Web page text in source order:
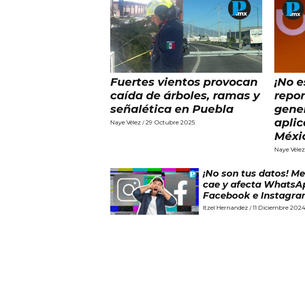
Fuertes vientos provocan
caída de árboles, ramas y
señalética en Puebla
Naye Vélez /29 Octubre 2025
¡No
Naye Vélez
¡No son tus datos!
cae y afecta
Facebook e
Itzel Hernandez /11 Diciembre 2024